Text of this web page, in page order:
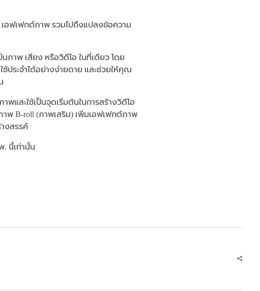
เอฟเฟกต์ภาพ รวมไปถึงแปลงข้อความ
ภาพ เสียง หรือวิดีโอ ในที่เดียว โดย
ประจำได้อย่างง่ายดาย และช่วยให้คุณ
พและใช้เป็นจุดเริ่มต้นในการสร้างวิดีโอ
าพ B-roll (ภาพเสริม) เพิ่มเอฟเฟกต์ภาพ
งสรรค์
. นี้เท่านั้น